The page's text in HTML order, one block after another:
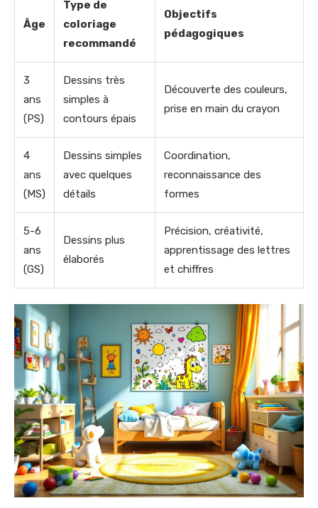
Âge
Type de
coloriage
recommandé
Objectifs
pédagogiques
3
ans
(PS)
Dessins très
simples à
contours épais
Découverte des couleurs,
prise en main du crayon
4
ans
(MS)
Dessins simples
avec quelques
détails
Coordination,
reconnaissance des
formes
5-6
ans
(GS)
Dessins plus
élaborés
Précision, créativité,
apprentissage des lettres
et chiffres